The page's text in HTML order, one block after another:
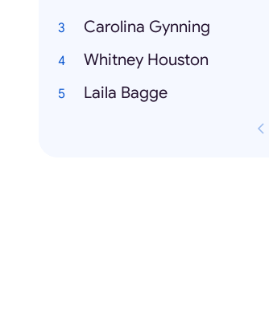
Carolina Gynning
Whitney Houston
Laila Bagge